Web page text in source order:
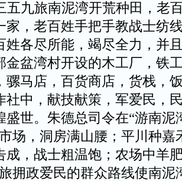
九旅南泥湾开荒种田，老
家，老百姓手把手教战士纺
姓各尽所能，竭尽全力，并
金盆湾村开设的木工厂，铁
骡马店，百货商店，货栈，
社中，献技献策，军爱民，
盛世。朱德总司令在“游南泥
场，洞房满山腰；平川种嘉
成，战士粗温饱；农场中羊
拥政爱民的群众路线使南泥